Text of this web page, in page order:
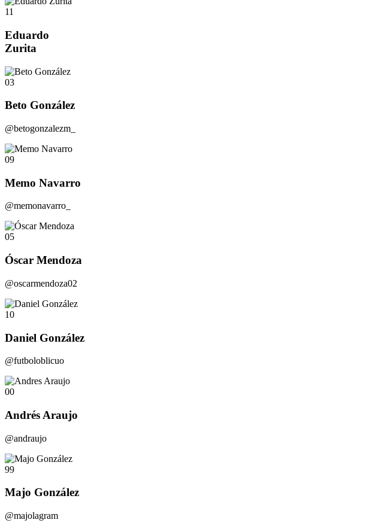
11
Eduardo
Zurita
03
Beto González
@betogonzalezm_
09
Memo Navarro
@memonavarro_
05
Óscar Mendoza
@oscarmendoza02
10
Daniel González
@futboloblicuo
00
Andrés Araujo
@andraujo
99
Majo González
@majolagram